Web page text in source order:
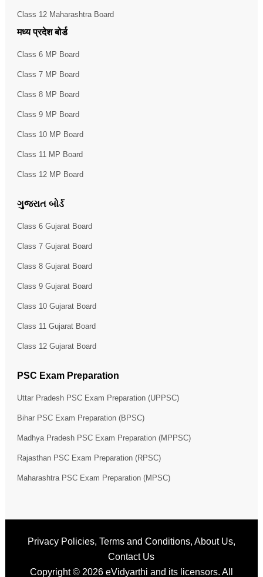
Class 12 Maharashtra Board
मध्य प्रदेश बोर्ड
Class 6 MP Board
Class 7 MP Board
Class 8 MP Board
Class 9 MP Board
Class 10 MP Board
Class 11 MP Board
Class 12 MP Board
ગુજરાત બોર્ડ
Class 6 Gujarat Board
Class 7 Gujarat Board
Class 8 Gujarat Board
Class 9 Gujarat Board
Class 10 Gujarat Board
Class 11 Gujarat Board
Class 12 Gujarat Board
PSC Exam Preparation
Uttar Pradesh PSC Exam Preparation (UPPSC)
Bihar PSC Exam Preparation (BPSC)
Madhya Pradesh PSC Exam Preparation (MPPSC)
Rajasthan PSC Exam Preparation (RPSC)
Maharashtra PSC Exam Preparation (MPSC)
Privacy Policies, Terms and Conditions, About Us,
Contact Us
Copyright © 2026 eVidyarthi and its licensors. All